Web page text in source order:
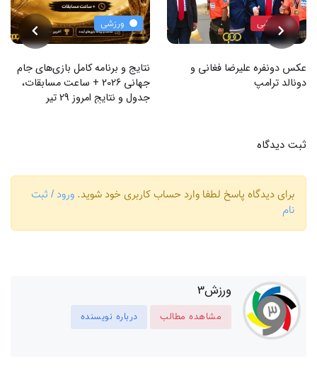
ورزشی
عکس دونفره علیرضا فغانی و
دونالد ترامپ
ورزشی
نتایج و برنامه کامل بازی‌های جام
جهانی 2026 + ساعت مسابقات،
جدول و نتایج امروز 29 تیر
ثبت دیدگاه
برای دیدگاه پاسخ لطفا وارد حساب کاربری خود شوید. ورود / ثبت
نام
ورزش3
مشاهده مطالب درباره نویسنده